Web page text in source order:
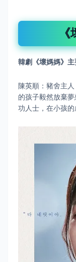
韓劇《壞媽媽》 主
陳英順：豬舍主
的孩子毅然放棄
功人士，在小孩的